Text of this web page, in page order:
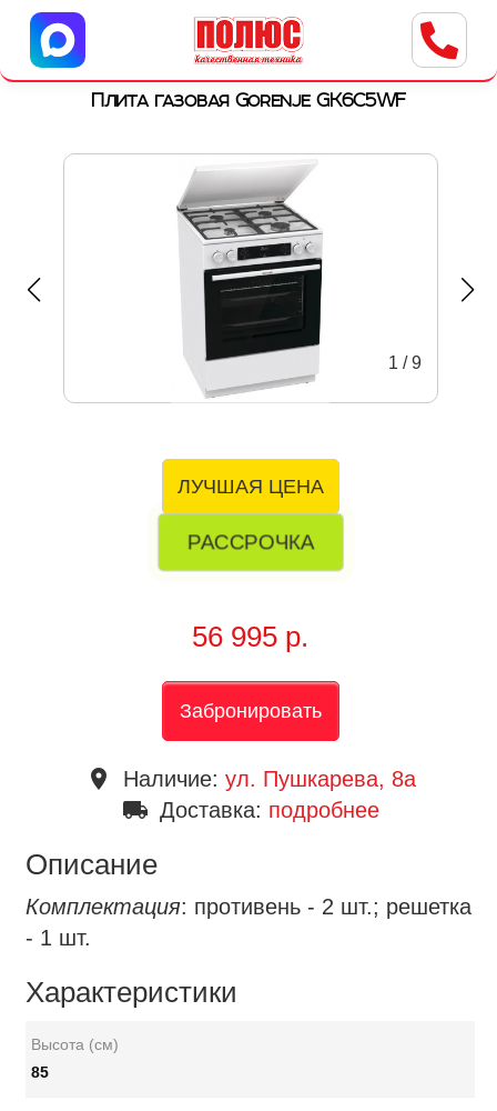
Центр бытовой техники
г. Ульяновск, ул. Пушкарева, 8a
Плита газовая Gorenje GK6C5WF
1 /9
ЛУЧШАЯ ЦЕНА
РАССРОЧКА
56 995 р.
Забронировать
place Наличие: ул. Пушкарева, 8a
local_shipping Доставка: подробнее
Описание
Комплектация: противень - 2 шт.; решетка
- 1 шт.
Характеристики
Высота (см)
85